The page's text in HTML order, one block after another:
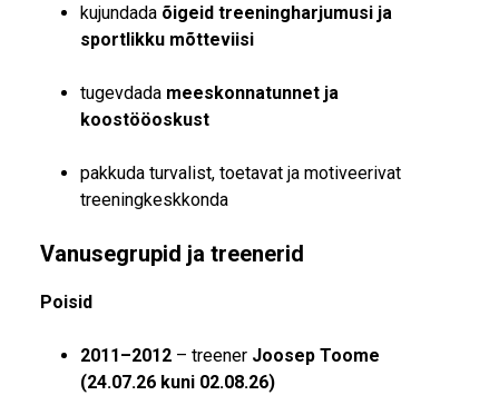
kujundada õigeid treeningharjumusi ja
sportlikku mõtteviisi
tugevdada meeskonnatunnet ja
koostööoskust
pakkuda turvalist, toetavat ja motiveerivat
treeningkeskkonda
Vanusegrupid ja treenerid
Poisid
2011–2012 – treener Joosep Toome
(24.07.26 kuni 02.08.26)